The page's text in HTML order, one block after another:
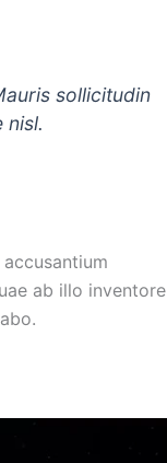
sollicitudin
nisl.
ab illo inventore